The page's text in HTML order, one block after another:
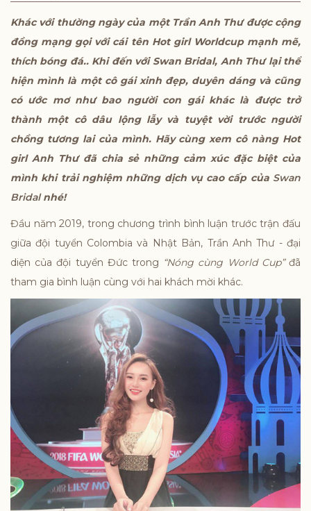
Khác với thường ngày của một Trần Anh Thư được cộng
đồng mạng gọi với cái tên Hot girl Worldcup mạnh mẽ,
thích bóng đá.. Khi đến với Swan Bridal, Anh Thư lại thể
hiện mình là một cô gái xinh đẹp, duyên dáng và cũng
có ước mơ như bao người con gái khác là được trở
thành một cô dâu lộng lẫy và tuyệt vời trước người
chồng tương lai của mình. Hãy cùng xem cô nàng Hot
girl Anh Thư đã chia sẻ những cảm xúc đặc biệt của
mình khi trải nghiệm những dịch vụ cao cấp của Swan
Bridalnhé!
Đầu năm 2019, trong chương trình bình luận trước trận đấu
giữa đội tuyển Colombia và Nhật Bản, Trần Anh Thư - đại
diện của đội tuyển Đức trong “Nóng cùng World Cup”đã
tham gia bình luận cùng với hai khách mời khác.